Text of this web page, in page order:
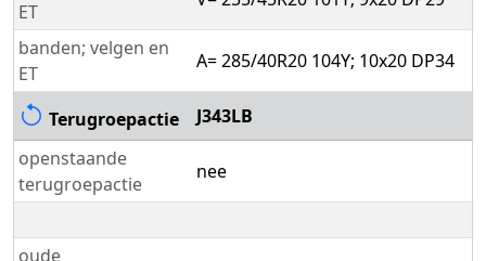
ET
banden; velgen en
ET
A= 285/40R20 104Y; 10x20 DP34
Terugroepactie
J343LB
openstaande
terugroepactie
nee
oude